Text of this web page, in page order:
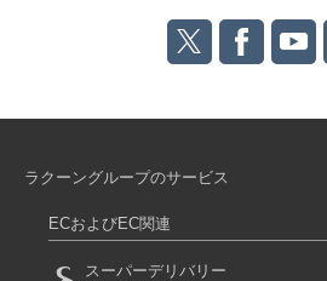
ラクーングループのサービス
ECおよびEC関連
スーパーデリバリー